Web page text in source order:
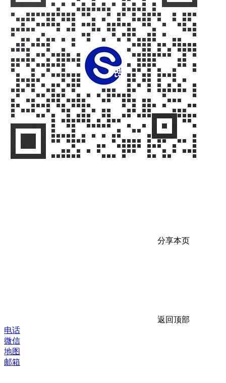
分享本页
返回顶部
电话
微信
地图
邮箱